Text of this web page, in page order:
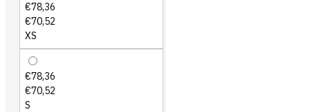
€78,36
€70,52
XS
€78,36
€70,52
S